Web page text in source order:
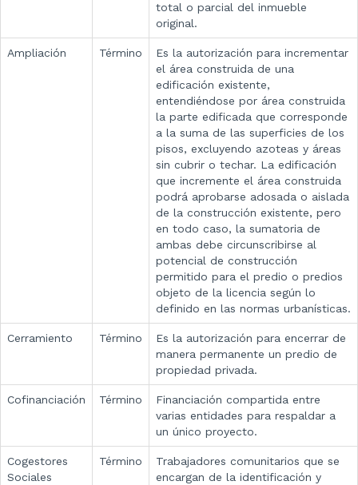
total o parcial del inmueble
original.
Ampliación Término
Es la autorización para incrementar
el área construida de una
edificación existente,
entendiéndose por área construida
la parte edificada que corresponde
a la suma de las superficies de los
pisos, excluyendo azoteas y áreas
sin cubrir o techar. La edificación
que incremente el área construida
podrá aprobarse adosada o aislada
de la construcción existente, pero
en todo caso, la sumatoria de
ambas debe circunscribirse al
potencial de construcción
permitido para el predio o predios
objeto de la licencia según lo
definido en las normas urbanísticas.
Cerramiento Término
Es la autorización para encerrar de
manera permanente un predio de
propiedad privada.
Cofinanciación Término
Financiación compartida entre
varias entidades para respaldar a
un único proyecto.
Cogestores
Sociales
Término
Trabajadores comunitarios que se
encargan de la identificación y